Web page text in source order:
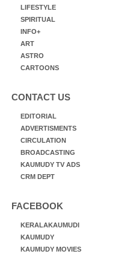
LIFESTYLE
SPIRITUAL
INFO+
ART
ASTRO
CARTOONS
CONTACT US
EDITORIAL
ADVERTISMENTS
CIRCULATION
BROADCASTING
KAUMUDY TV ADS
CRM DEPT
FACEBOOK
KERALAKAUMUDI
KAUMUDY
KAUMUDY MOVIES